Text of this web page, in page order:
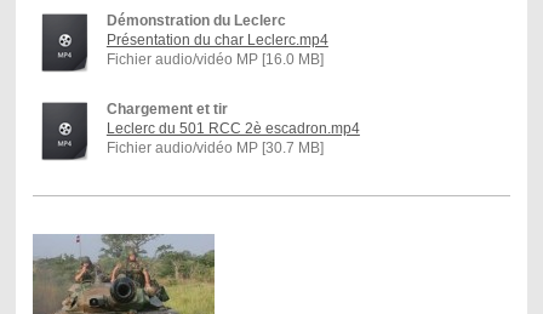
Démonstration du Leclerc
Présentation du char Leclerc.mp4
Fichier audio/vidéo MP [16.0 MB]
Chargement et tir
Leclerc du 501 RCC 2è escadron.mp4
Fichier audio/vidéo MP [30.7 MB]